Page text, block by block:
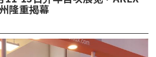
隆重揭幕